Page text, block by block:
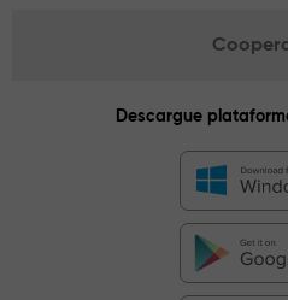
Descargue